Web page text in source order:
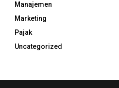
Manajemen
Marketing
Pajak
Uncategorized